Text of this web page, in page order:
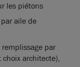
les piétons
aile de
remplissage par
architecte),